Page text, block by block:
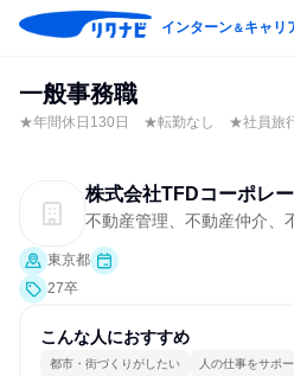
インターン＆キャリ
一般事務職
★年間休日130日 ★転勤なし ★社員旅行
株式会社TFDコーポレ
不動産管理、不動産仲介、
東京都
27卒
こんな人におすすめ
都市・街づくりがしたい 人の仕事をサポ